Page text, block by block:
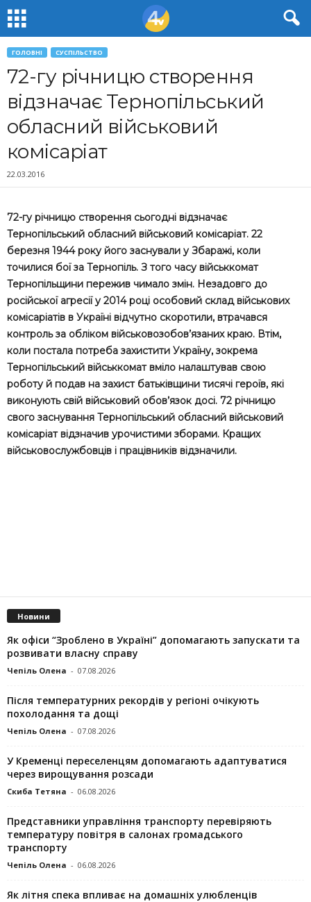
ГОЛОВНІ СУСПІЛЬСТВО
72-гу річницю створення
відзначає Тернопільський
обласний військовий
комісаріат
22.03.2016
72-гу річницю створення сьогодні відзначає
Тернопільський обласний військовий комісаріат. 22
березня 1944 року його заснували у Збаражі, коли
точилися бої за Тернопіль. З того часу військкомат
Тернопільщини пережив чимало змін. Незадовго до
російської агресії у 2014 році особовий склад військових
комісаріатів в Україні відчутно скоротили, втрачався
контроль за обліком військовозобов’язаних краю. Втім,
коли постала потреба захистити Україну, зокрема
Тернопільський військкомат вміло налаштував свою
роботу й подав на захист батьківщини тисячі героїв, які
виконують свій військовий обов’язок досі. 72 річницю
свого заснування Тернопільський обласний військовий
комісаріат відзначив урочистими зборами. Кращих
військовослужбовців і працівників відзначили.
Новини
Як офіси “Зроблено в Україні” допомагають запускaти та
розвивати власну справу
Чепіль Олена - 07.08.2026
Після температурних рекордів у регіоні очікують
похолодання та дощі
Чепіль Олена - 07.08.2026
У Кременці переселенцям допомагають адаптуватися
через вирощування розсади
Скиба Тетяна - 06.08.2026
Представники управління транспорту перевіряють
температуру повітря в салонах громадського
транспорту
Чепіль Олена - 06.08.2026
Як літня спека впливає на домашніх улюбленців